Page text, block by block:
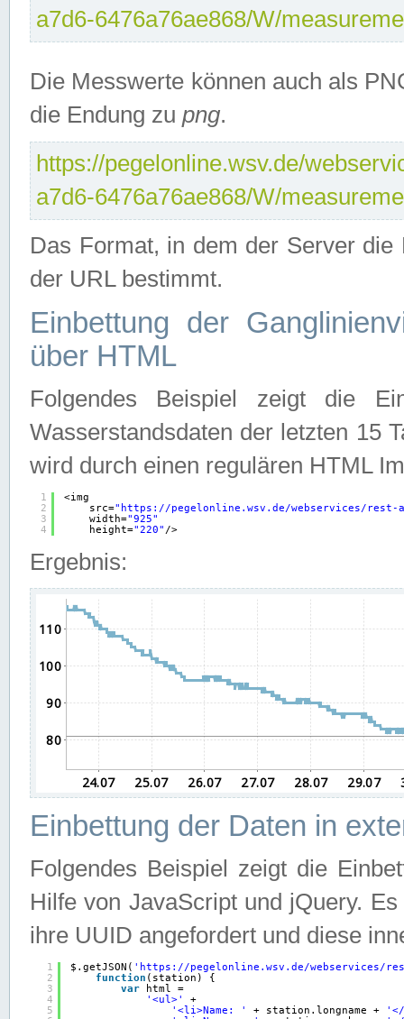
a7d6-6476a76ae868/W/
Die Messwerte können auch als
die Endung zu png.
https://pegelonline.wsv.de/
a7d6-6476a76ae868/W/
Das Format, in dem der Server
der URL bestimmt.
Einbettung der
über HTML
Folgendes Beispiel zeigt die
Wasserstandsdaten der letzten 15
wird durch einen regulären HTML
1
2
3
4
<img
src=" https://pegelonline.wsv.de/webservices/rest-
width="925"
height="220" />
Ergebnis:
Einbettung der Daten in
Folgendes Beispiel zeigt die
Hilfe von JavaScript und jQuery.
ihre UUID angefordert und diese
1
2
3
4
5
$.getJSON( ' https://pegelonline.wsv.de/webservices/
function (station) {
var
html =
'<ul>'
+
'<li>Name: '
+ station.longname +